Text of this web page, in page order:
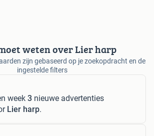
weten over Lier harp
zijn gebaseerd op je zoekopdracht en de
ingestelde filters
week 3 nieuwe advertenties
Lier harp.